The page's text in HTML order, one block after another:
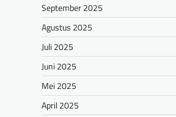
September 2025
Agustus 2025
Juli 2025
Juni 2025
Mei 2025
April 2025